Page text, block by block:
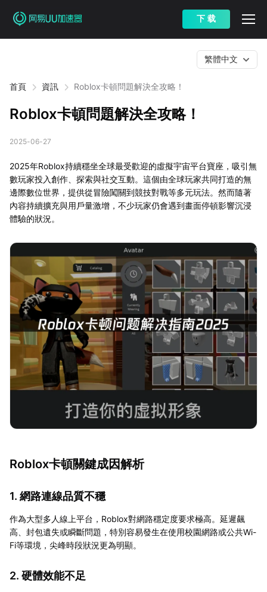
下 载
首頁 資訊 Roblox卡頓問題解決全攻略！
繁體中文
Roblox卡頓問題解決全攻略！
2025-06-27
2025年Roblox持續穩坐全球最受歡迎的虛擬宇宙平台寶座，吸引無
數玩家投入創作、探索與社交互動。這個由全球玩家共同打造的無
邊際數位世界，提供從冒險闖關到競技對戰等多元玩法。然而隨著
內容持續擴充與用戶量激增，不少玩家仍會遇到畫面停頓影響沉浸
體驗的狀況。
Roblox卡頓關鍵成因解析
1. 網路連線品質不穩
作為大型多人線上平台，Roblox對網路穩定度要求極高。延遲飆
高、封包遺失或瞬斷問題，特別容易發生在使用校園網路或公共Wi-
Fi等環境，尖峰時段狀況更為明顯。
2. 硬體效能不足